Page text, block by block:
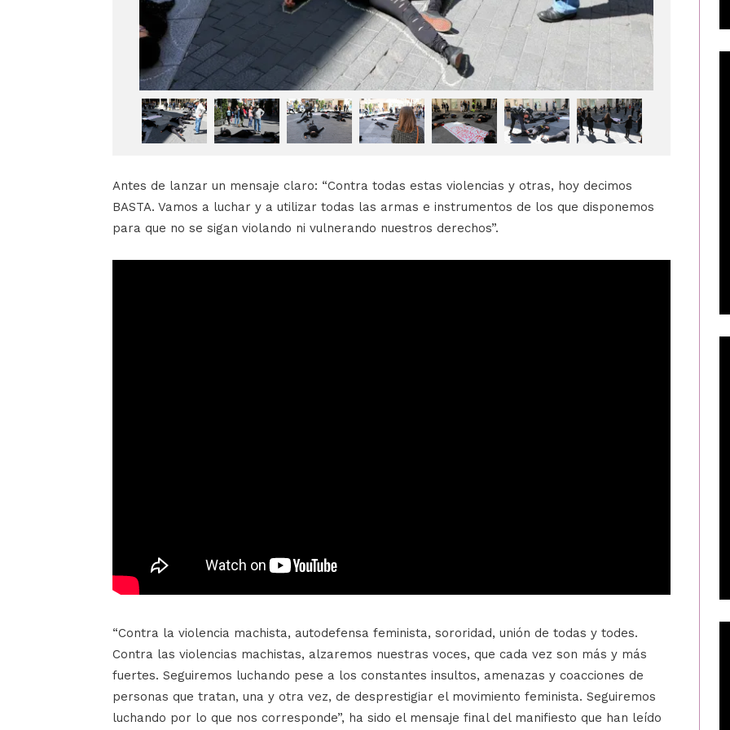
Antes de lanzar un mensaje claro: “Contra todas estas violencias y otras, hoy decimos
BASTA. Vamos a luchar y a utilizar todas las armas e instrumentos de los que disponemos
para que no se sigan violando ni vulnerando nuestros derechos”.
“Contra la violencia machista, autodefensa feminista, sororidad, unión de todas y todes.
Contra las violencias machistas, alzaremos nuestras voces, que cada vez son más y más
fuertes. Seguiremos luchando pese a los constantes insultos, amenazas y coacciones de
personas que tratan, una y otra vez, de desprestigiar el movimiento feminista. Seguiremos
luchando por lo que nos corresponde”, ha sido el mensaje final del manifiesto que han leído